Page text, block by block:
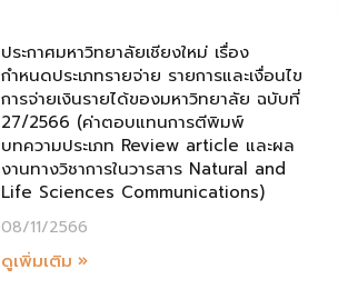
ประกาศมหาวิทยาลัยเชียงใหม่ เรื่อง
กำหนดประเภทรายจ่าย รายการและเงื่อนไข
การจ่ายเงินรายได้ของมหาวิทยาลัย ฉบับที่
27/2566 (ค่าตอบแทนการตีพิมพ์
บทความประเภท Review article และผล
งานทางวิชาการในวารสาร Natural and
Life Sciences Communications)
08/11/2566
ดูเพิ่มเติม »